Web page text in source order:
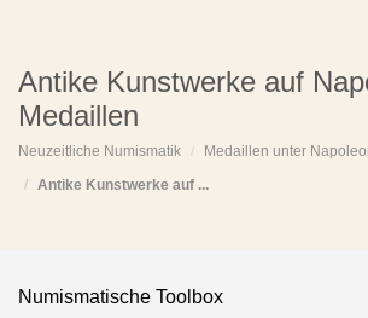
Antike Kunstwerke auf
Medaillen
Neuzeitliche Numismatik
Medaillen unter
Antike Kunstwerke auf ...
Numismatische Toolbox